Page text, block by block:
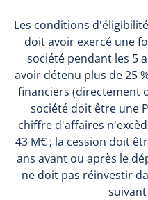
Les conditions
doit avoir exercé une
société pendant les 5
avoir détenu plus de 25
financiers (directement
société doit être une
chiffre d'affaires
43 M€ ; la cession doit
ans avant ou après le
ne doit pas réinvestir